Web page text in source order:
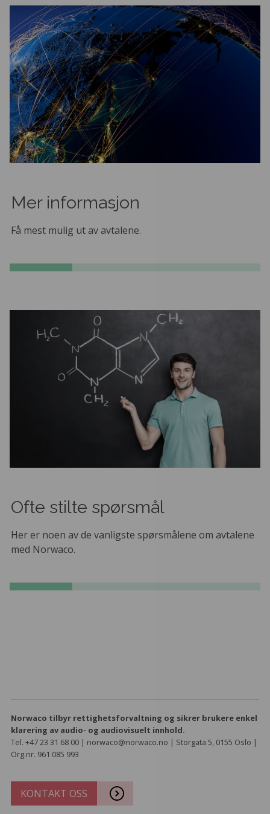
Mer informasjon
Få mest mulig ut av avtalene.
Ofte stilte spørsmål
Her er noen av de vanligste spørsmålene om avtalene
med Norwaco.
Norwaco tilbyr rettighetsforvaltning og sikrer brukere enkel
klarering av audio- og audiovisuelt innhold.
Tel. +47 23 31 68 00 | norwaco@norwaco.no | Storgata 5, 0155 Oslo |
Org.nr. 961 085 993
KONTAKT OSS